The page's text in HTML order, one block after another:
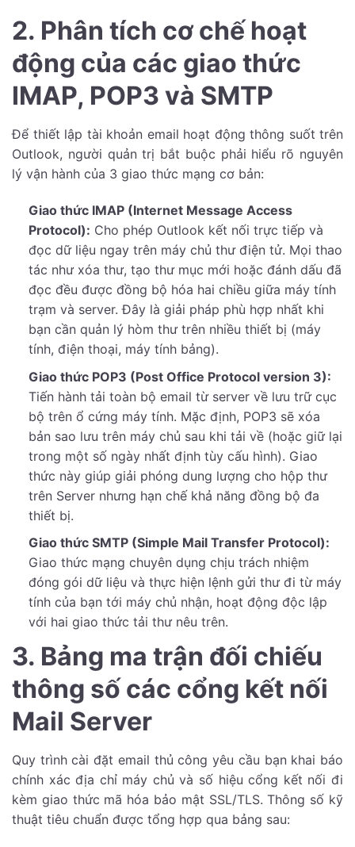
2. Phân tích cơ chế hoạt
động của các giao thức
IMAP, POP3 và SMTP
Để thiết lập tài khoản email hoạt động thông suốt trên
Outlook, người quản trị bắt buộc phải hiểu rõ nguyên
lý vận hành của 3 giao thức mạng cơ bản:
Giao thức IMAP (Internet Message Access
Protocol): Cho phép Outlook kết nối trực tiếp và
đọc dữ liệu ngay trên máy chủ thư điện tử. Mọi thao
tác như xóa thư, tạo thư mục mới hoặc đánh dấu đã
đọc đều được đồng bộ hóa hai chiều giữa máy tính
trạm và server. Đây là giải pháp phù hợp nhất khi
bạn cần quản lý hòm thư trên nhiều thiết bị (máy
tính, điện thoại, máy tính bảng).
Giao thức POP3 (Post Office Protocol version 3):
Tiến hành tải toàn bộ email từ server về lưu trữ cục
bộ trên ổ cứng máy tính. Mặc định, POP3 sẽ xóa
bản sao lưu trên máy chủ sau khi tải về (hoặc giữ lại
trong một số ngày nhất định tùy cấu hình). Giao
thức này giúp giải phóng dung lượng cho hộp thư
trên Server nhưng hạn chế khả năng đồng bộ đa
thiết bị.
Giao thức SMTP (Simple Mail Transfer Protocol):
Giao thức mạng chuyên dụng chịu trách nhiệm
đóng gói dữ liệu và thực hiện lệnh gửi thư đi từ máy
tính của bạn tới máy chủ nhận, hoạt động độc lập
với hai giao thức tải thư nêu trên.
3. Bảng ma trận đối chiếu
thông số các cổng kết nối
Mail Server
Quy trình cài đặt email thủ công yêu cầu bạn khai báo
chính xác địa chỉ máy chủ và số hiệu cổng kết nối đi
kèm giao thức mã hóa bảo mật SSL/TLS. Thông số kỹ
thuật tiêu chuẩn được tổng hợp qua bảng sau: